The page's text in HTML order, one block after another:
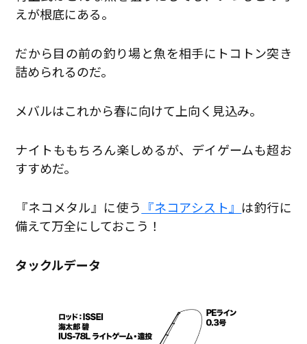
えが根底にある。
だから目の前の釣り場と魚を相手にトコトン突き
詰められるのだ。
メバルはこれから春に向けて上向く見込み。
ナイトももちろん楽しめるが、デイゲームも超お
すすめだ。
『ネコメタル』に使う 『ネコアシスト』 は釣行に
備えて万全にしておこう！
タックルデータ